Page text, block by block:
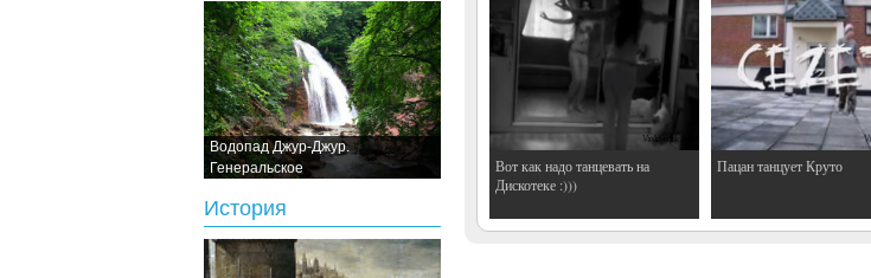
Водопад Джур-Джур.
Генеральское
История
Вот как надо танцевать на
Дискотеке :)))
Пацан танцует Круто